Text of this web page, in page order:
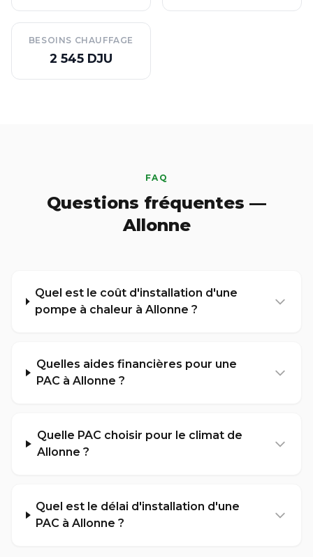
BESOINS CHAUFFAGE
2 545 DJU
FAQ
Questions fréquentes —
Allonne
Quel est le coût d'installation d'une
pompe à chaleur à Allonne ?
Quelles aides financières pour une
PAC à Allonne ?
Quelle PAC choisir pour le climat de
Allonne ?
Quel est le délai d'installation d'une
PAC à Allonne ?